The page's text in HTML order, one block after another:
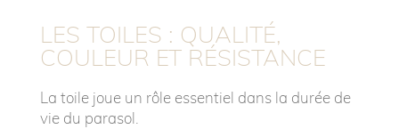
LES TOILES : QUALITÉ,
COULEUR ET RÉSISTANCE
La toile joue un rôle essentiel dans la durée de
vie du parasol.